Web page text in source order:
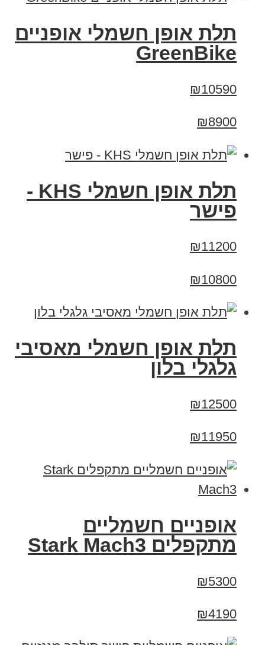
תלת אופן חשמלי אופניים
GreenBike
₪10590
₪8900
תלת אופן חשמלי KHS -
פישר
₪11200
₪10800
תלת אופן חשמלי מאסיבי
גלגלי בלון
₪12500
₪11950
‏אופניים חשמליים
‏מתקפלים Stark Mach3
₪5300
₪4190